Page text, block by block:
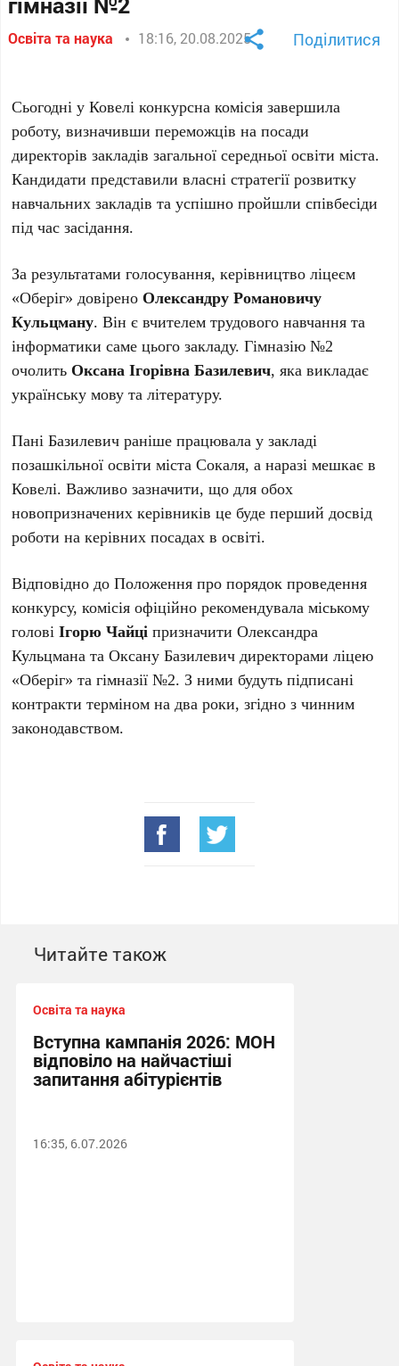
Освіта та наука 18:16, 20.08.2025 Поділитися
Сьогодні у Ковелі конкурсна комісія завершила
роботу, визначивши переможців на посади
директорів закладів загальної середньої освіти міста.
Кандидати представили власні стратегії розвитку
навчальних закладів та успішно пройшли співбесіди
під час засідання.
За результатами голосування, керівництво ліцеєм
«Оберіг» довірено Олександру Романовичу
Кульцману. Він є вчителем трудового навчання та
інформатики саме цього закладу. Гімназію №2
очолить Оксана Ігорівна Базилевич, яка викладає
українську мову та літературу.
Пані Базилевич раніше працювала у закладі
позашкільної освіти міста Сокаля, а наразі мешкає в
Ковелі. Важливо зазначити, що для обох
новопризначених керівників це буде перший досвід
роботи на керівних посадах в освіті.
Відповідно до Положення про порядок проведення
конкурсу, комісія офіційно рекомендувала міському
головіІгорю Чайці призначити Олександра
Кульцмана та Оксану Базилевич директорами ліцею
«Оберіг» та гімназії №2. З ними будуть підписані
контракти терміном на два роки, згідно з чинним
законодавством.
Читайте також
Освіта та наука
Вступна кампанія 2026: МОН
відповіло на найчастіші
запитання абітурієнтів
16:35, 6.07.2026